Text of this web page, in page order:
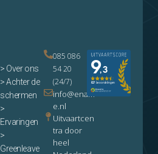
> Over ons
> Achter de
schermen
>
Ervaringen
>
Greenleave
085 086
54 20
(24/7)
info@enam
e.nl
Uitvaartcen
tra door
heel